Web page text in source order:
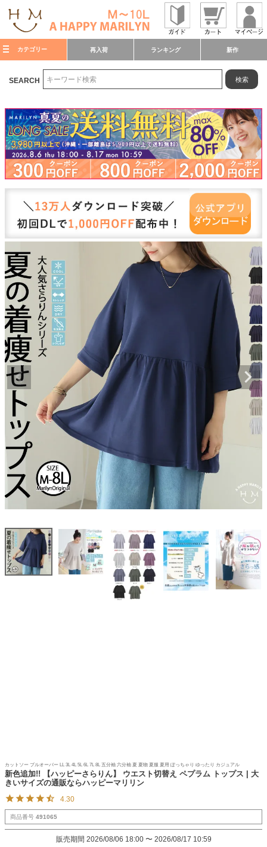
カテゴリー 再入荷 ランキング 新作
SEARCH 検索
カットソー プルオーバー LL 3L 4L 5L 6L 7L 8L 五分袖 六分袖 夏 夏物 夏服 夏用 ぽっちゃり ゆったり カジュアル
新色追加!! 【ハッピーさらりん】 ウエスト切替え ペプラム トップス | 大
きいサイズの通販ならハッピーマリリン
4.30
商品番号 491065
販売期間 2026/08/06 18:00 〜 2026/08/17 10:59